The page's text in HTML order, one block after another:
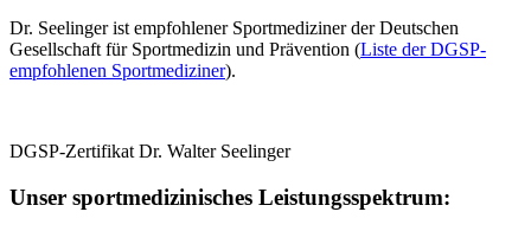
Dr. Seelinger ist empfohlener Sportmediziner der Deutschen
Gesellschaft für Sportmedizin und Prävention (Liste der DGSP-
empfohlenen Sportmediziner).
DGSP-Zertifikat Dr. Walter Seelinger
Unser sportmedizinisches Leistungsspektrum: